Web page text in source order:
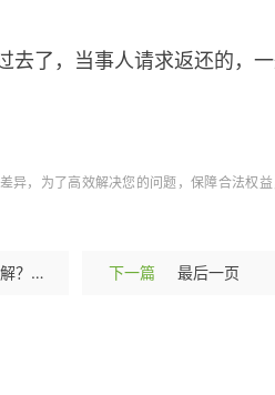
了，当事人请求返还的，一
异，为了高效解决您的问题，保障合法权
教育设施重大安全事故罪如何理解？教育设施重大安全事故罪的司法解释-头条 下一篇 最后一页